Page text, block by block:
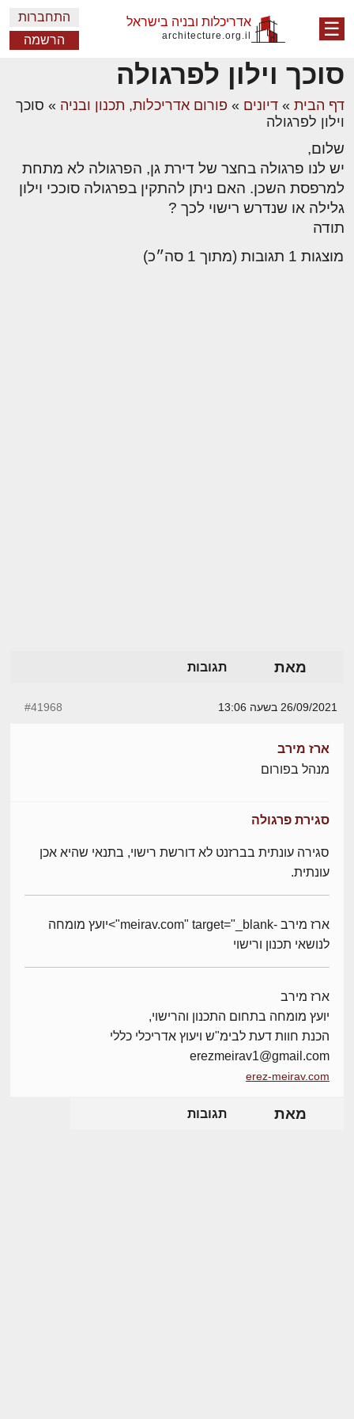
☰ אדריכלות ובניה בישראל
architecture.org.il
התחברות
הרשמה
סוכך וילון לפרגולה
דף הבית » דיונים » פורום אדריכלות, תכנון ובניה » סוכך
וילון לפרגולה
שלום,
יש לנו פרגולה בחצר של דירת גן, הפרגולה לא מתחת
למרפסת השכן. האם ניתן להתקין בפרגולה סוככי וילון
גלילה או שנדרש רישוי לכך ?
תודה
מוצגות 1 תגובות (מתוך 1 סה״כ)
מאת תגובות
26/09/2021 בשעה 13:06 #41968
ארז מירב
מנהל בפורום
סגירת פרגולה
סגירה עונתית בברזנט לא דורשת רישוי, בתנאי שהיא אכן
עונתית.
ארז מירב -meirav.com" target="_blank">יועץ מומחה
לנושאי תכנון ורישוי
ארז מירב
יועץ מומחה בתחום התכנון והרישוי,
הכנת חוות דעת לבימ"ש ויעוץ אדריכלי כללי
erezmeirav1@gmail.com
erez-meirav.com
מאת תגובות